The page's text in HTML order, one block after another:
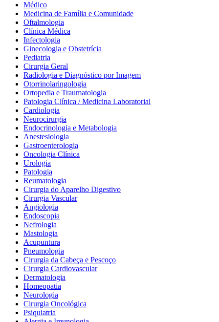
Médico
Medicina de Família e Comunidade
Oftalmologia
Clínica Médica
Infectologia
Ginecologia e Obstetrícia
Pediatria
Cirurgia Geral
Radiologia e Diagnóstico por Imagem
Otorrinolaringologia
Ortopedia e Traumatologia
Patologia Clínica / Medicina Laboratorial
Cardiologia
Neurocirurgia
Endocrinologia e Metabologia
Anestesiologia
Gastroenterologia
Oncologia Clínica
Urologia
Patologia
Reumatologia
Cirurgia do Aparelho Digestivo
Cirurgia Vascular
Angiologia
Endoscopia
Nefrologia
Mastologia
Acupuntura
Pneumologia
Cirurgia da Cabeça e Pescoço
Cirurgia Cardiovascular
Dermatologia
Homeopatia
Neurologia
Cirurgia Oncológica
Psiquiatria